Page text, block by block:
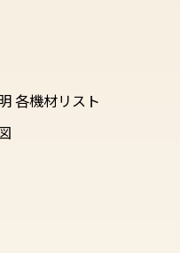
各機材リスト